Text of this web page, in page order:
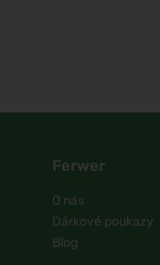
Ferwer
O nás
Dárkové poukazy
Blog